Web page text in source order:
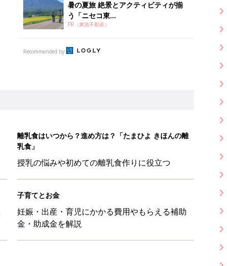
暑の夏旅 絶景とアクティビティが揃
う「ニセコ東...
PR（東急不動産）
Recommended by
離乳食はいつから？進め方は？「たまひよ きほんの離
乳食」
授乳の悩みや初めての離乳食作りに役立つ
子育てとお金
妊娠・出産・育児にかかる費用やもらえる補助
金・助成金を解説